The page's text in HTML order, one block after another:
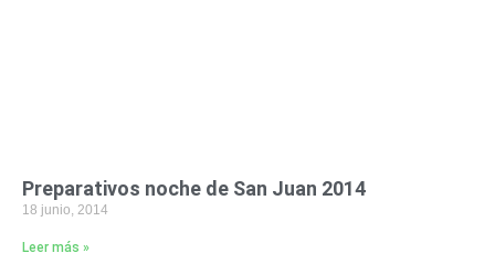
Preparativos noche de San Juan 2014
18 junio, 2014
Leer más »